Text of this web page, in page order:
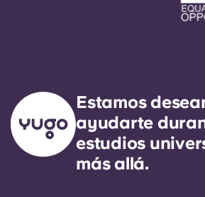
Estamos
ayudarte
estudios
más allá.